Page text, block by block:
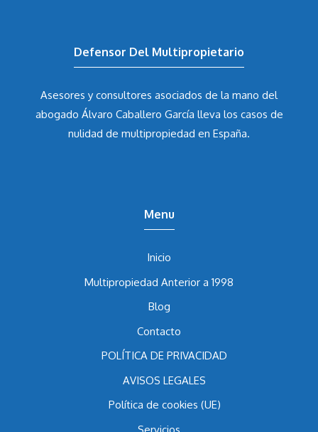
Defensor Del Multipropietario
Asesores y consultores asociados de la mano del
abogado Álvaro Caballero García lleva los casos de
nulidad de multipropiedad en España.
Menu
Inicio
Multipropiedad Anterior a 1998
Blog
Contacto
POLÍTICA DE PRIVACIDAD
AVISOS LEGALES
Política de cookies (UE)